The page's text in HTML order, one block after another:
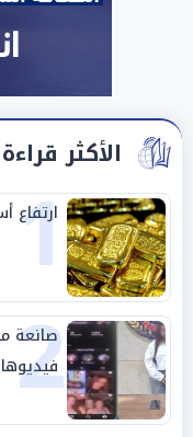
الأكثر قراءة
1
ارتفاع
2
صانعة